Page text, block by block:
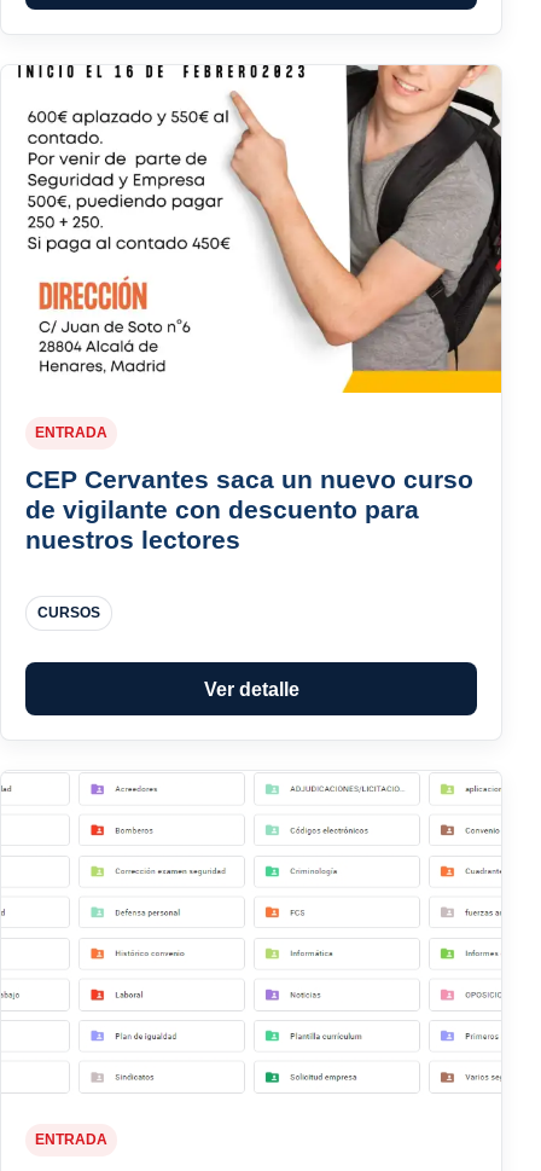
ENTRADA
CEP Cervantes saca un nuevo curso
de vigilante con descuento para
nuestros lectores
CURSOS
Ver detalle
ENTRADA